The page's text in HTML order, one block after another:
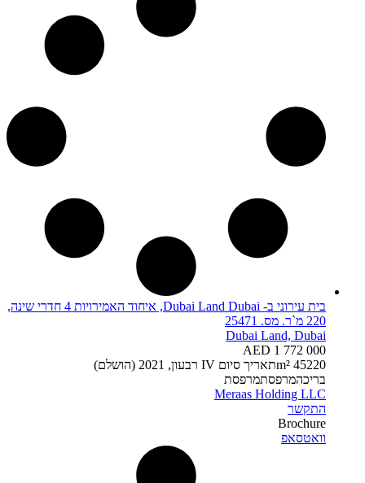
בית עירוני ב- Dubai Land Dubai, איחוד האמירויות 4 חדרי שינה,
220 מ`ר. מס. 25471
Dubai Land, Dubai
AED 1 772 000
45220 m² תאריך סיום IV רבעון, 2021 (הושלם)
בריכהמרפסתמרפסת
Meraas Holding LLC
התקשר
Brochure
וואטסאפ